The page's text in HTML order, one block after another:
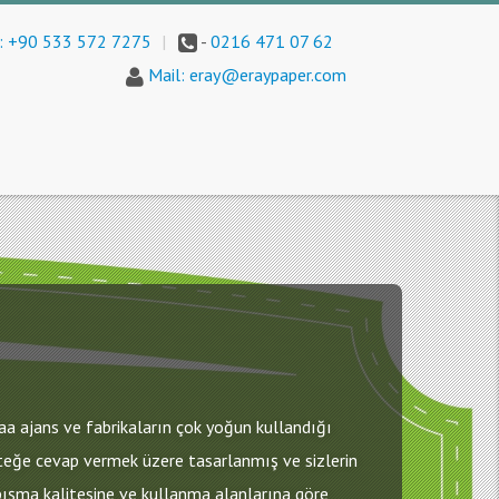
+90 533 572 7275 | - 0216 471 07 62
Mail: eray@eraypaper.com
ajans ve fabrikaların çok yoğun kullandığı
cevap vermek üzere tasarlanmış ve sizlerin
kalitesine ve kullanma alanlarına göre